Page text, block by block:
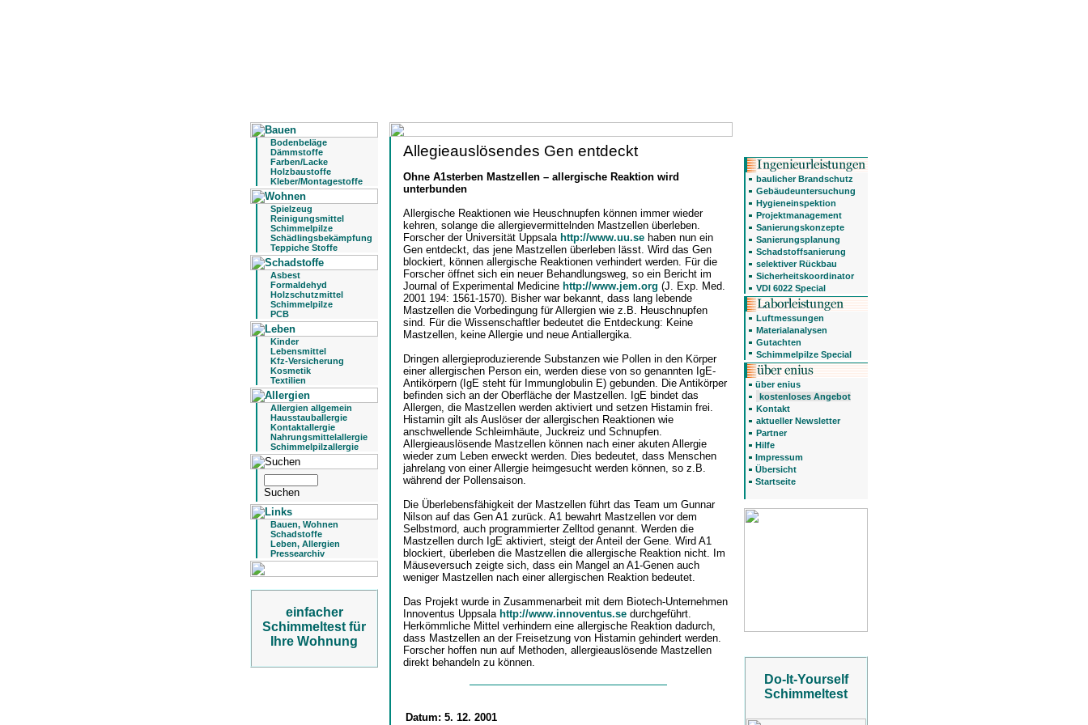
Bodenbeläge
Dämmstoffe
Farben/Lacke
Holzbaustoffe
Kleber/Montagestoffe
Spielzeug
Reinigungsmittel
Schimmelpilze
Schädlingsbekämpfung
Teppiche Stoffe
Asbest
Formaldehyd
Holzschutzmittel
Schimmelpilze
PCB
Kinder
Lebensmittel
Kfz-Versicherung
Kosmetik
Textilien
Allergien allgemein
Hausstauballergie
Kontaktallergie
Nahrungsmittelallergie
Schimmelpilzallergie
Bauen, Wohnen
Schadstoffe
Leben, Allergien
Pressearchiv
einfacher
Schimmeltest für
Ihre Wohnung
Allegieauslösendes Gen entdeckt
Ohne A1sterben Mastzellen – allergische Reaktion wird
unterbunden
Allergische Reaktionen wie Heuschnupfen können immer wieder
kehren, solange die allergievermittelnden Mastzellen überleben.
Forscher der Universität Uppsala http://www.uu.se haben nun ein
Gen entdeckt, das jene Mastzellen überleben lässt. Wird das Gen
blockiert, können allergische Reaktionen verhindert werden. Für die
Forscher öffnet sich ein neuer Behandlungsweg, so ein Bericht im
Journal of Experimental Medicine http://www.jem.org (J. Exp. Med.
2001 194: 1561-1570). Bisher war bekannt, dass lang lebende
Mastzellen die Vorbedingung für Allergien wie z.B. Heuschnupfen
sind. Für die Wissenschaftler bedeutet die Entdeckung: Keine
Mastzellen, keine Allergie und neue Antiallergika.
Dringen allergieproduzierende Substanzen wie Pollen in den Körper
einer allergischen Person ein, werden diese von so genannten IgE-
Antikörpern (IgE steht für Immunglobulin E) gebunden. Die Antikörper
befinden sich an der Oberfläche der Mastzellen. IgE bindet das
Allergen, die Mastzellen werden aktiviert und setzen Histamin frei.
Histamin gilt als Auslöser der allergischen Reaktionen wie
anschwellende Schleimhäute, Juckreiz und Schnupfen.
Allergieauslösende Mastzellen können nach einer akuten Allergie
wieder zum Leben erweckt werden. Dies bedeutet, dass Menschen
jahrelang von einer Allergie heimgesucht werden können, so z.B.
während der Pollensaison.
Die Überlebensfähigkeit der Mastzellen führt das Team um Gunnar
Nilson auf das Gen A1 zurück. A1 bewahrt Mastzellen vor dem
Selbstmord, auch programmierter Zelltod genannt. Werden die
Mastzellen durch IgE aktiviert, steigt der Anteil der Gene. Wird A1
blockiert, überleben die Mastzellen die allergische Reaktion nicht. Im
Mäuseversuch zeigte sich, dass ein Mangel an A1-Genen auch
weniger Mastzellen nach einer allergischen Reaktion bedeutet.
Das Projekt wurde in Zusammenarbeit mit dem Biotech-Unternehmen
Innoventus Uppsala http://www.innoventus.se durchgeführt.
Herkömmliche Mittel verhindern eine allergische Reaktion dadurch,
dass Mastzellen an der Freisetzung von Histamin gehindert werden.
Forscher hoffen nun auf Methoden, allergieauslösende Mastzellen
direkt behandeln zu können.
Datum: 5. 12. 2001
baulicher Brandschutz
Gebäudeuntersuchung
Hygieneinspektion
Projektmanagement
Sanierungskonzepte
Sanierungsplanung
Schadstoffsanierung
selektiver Rückbau
Sicherheitskoordinator
VDI 6022 Special
Luftmessungen
Materialanalysen
Gutachten
Schimmelpilze Special
über enius
kostenloses Angebot
Kontakt
aktueller Newsletter
Partner
Hilfe
Impressum
Übersicht
Startseite
Do-It-Yourself
Schimmeltest